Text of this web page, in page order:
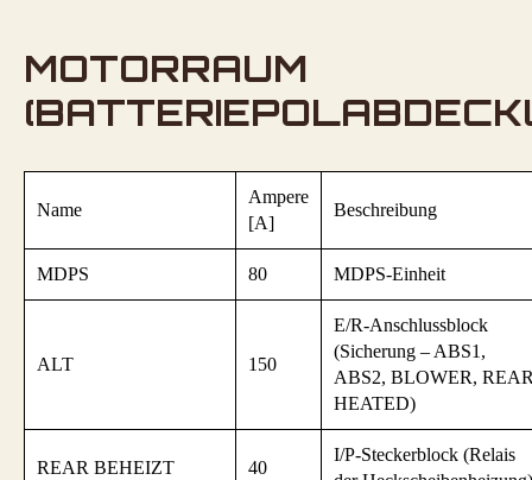
MOTORRAUM
Name
Ampere
[A]
Beschreibung
MDPS 80 MDPS-Einheit
ALT 150
E/R-Anschlussblock
(Sicherung – ABS1,
ABS2, BLOWER,
HEATED)
REAR BEHEIZT 40
I/P-Steckerblock (Relais